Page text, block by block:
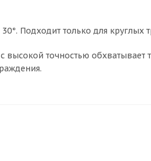
Подходит только для круглых
высокой точностью